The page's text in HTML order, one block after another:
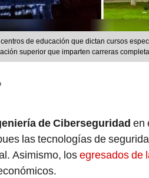
de educación que dictan cursos
superior que imparten carreras
de Ciberseguridad en
las tecnologías de
Asimismo, losegresados de